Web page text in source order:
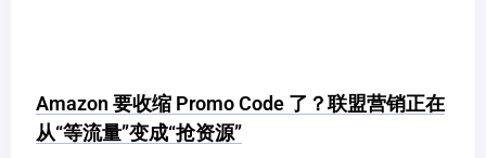
Amazon 要收缩 Promo Code 了？联盟营销正在
从“等流量”变成“抢资源”